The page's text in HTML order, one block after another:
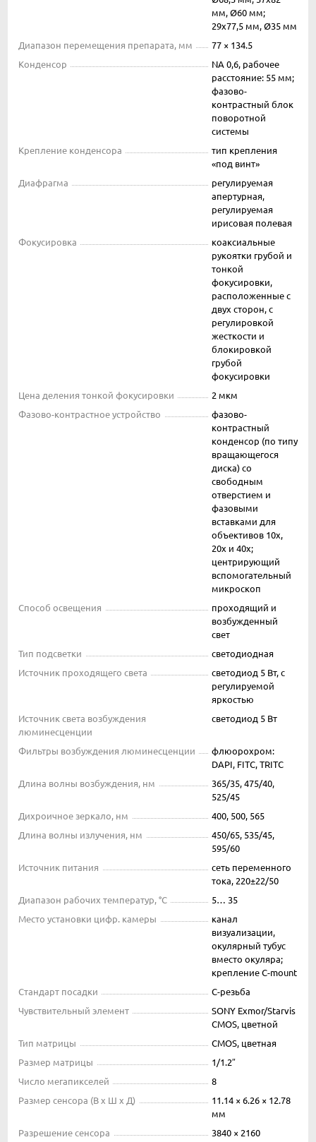
мм, Ø60 мм;
29x77,5 мм, Ø35 мм
Диапазон перемещения препарата, мм
77 × 134.5
Конденсор
NA 0,6, рабочее
расстояние: 55 мм;
фазово-
контрастный блок
поворотной
системы
Крепление конденсора
тип крепления
«под винт»
Диафрагма
регулируемая
апертурная,
регулируемая
ирисовая полевая
Фокусировка
коаксиальные
рукоятки грубой и
тонкой
фокусировки,
расположенные с
двух сторон, c
регулировкой
жесткости и
блокировкой
грубой
фокусировки
Цена деления тонкой фокусировки
2 мкм
Фазово-контрастное устройство
фазово-
контрастный
конденсор (по типу
вращающегося
диска) со
свободным
отверстием и
фазовыми
вставками для
объективов 10х,
20х и 40х;
центрирующий
вспомогательный
микроскоп
Способ освещения
проходящий и
возбужденный
свет
Тип подсветки
светодиодная
Источник проходящего света
светодиод 5 Вт, с
регулируемой
яркостью
Источник света возбуждения
люминесценции
светодиод 5 Вт
Фильтры возбуждения люминесценции
флюорохром:
DAPI, FITC, TRITC
Длина волны возбуждения, нм
365/35, 475/40,
525/45
Дихроичное зеркало, нм
400, 500, 565
Длина волны излучения, нм
450/65, 535/45,
595/60
Источник питания
сеть переменного
тока, 220±22/50
Диапазон рабочих температур, °С
5… 35
Место установки цифр. камеры
канал
визуализации,
окулярный тубус
вместо окуляра;
крепление C-mount
Стандарт посадки
C-резьба
Чувствительный элемент
SONY Exmor/Starvis
CMOS, цветной
Тип матрицы
CMOS, цветная
Размер матрицы
1/1.2″
Число мегапикселей
8
Размер сенсора (В x Ш x Д)
11.14 × 6.26 × 12.78
мм
Разрешение сенсора
3840 × 2160